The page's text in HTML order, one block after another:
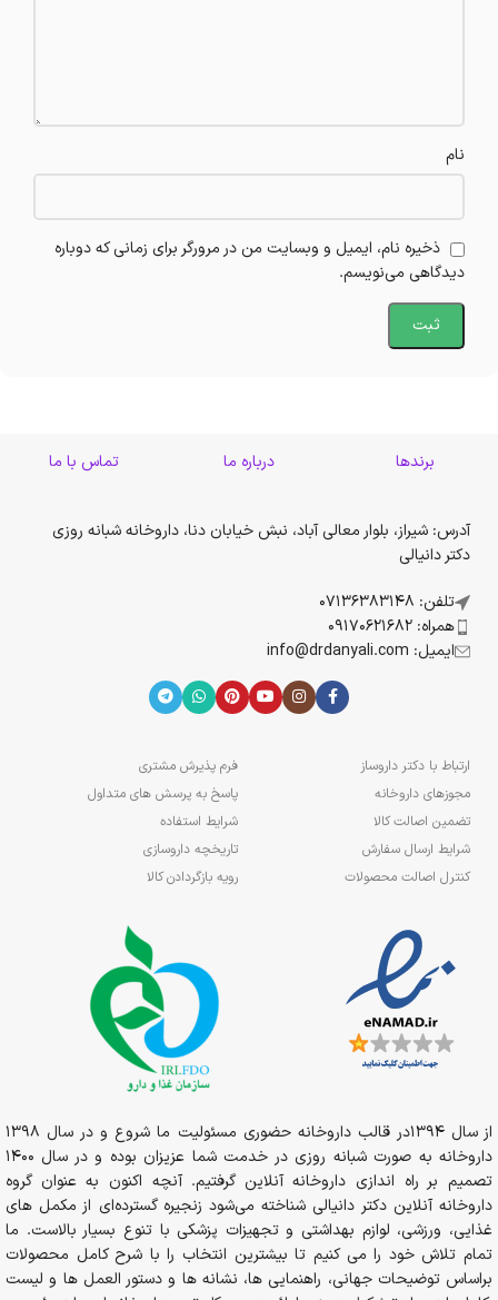
نام
ذخیره نام، ایمیل و وبسایت من در مرورگر برای زمانی که دوباره
دیدگاهی می‌نویسم.
برندها درباره ما تماس با ما
آدرس: شیراز، بلوار معالی آباد، نبش خیابان دنا، داروخانه شبانه روزی
دکتر دانیالی
تلفن: 07136383148
همراه: 09170621682
ایمیل: info@drdanyali.com
ارتباط با دکتر داروساز
مجوزهای داروخانه
تضمین اصالت کالا
شرایط ارسال سفارش
کنترل اصالت محصولات
فرم پذیرش مشتری
پاسخ به پرسش های متداول
شرایط استفاده
تاریخچه داروسازی
رویه بازگردادن کالا
از سال 1394در قالب داروخانه حضوری مسئولیت ما شروع و در سال 1398
داروخانه به صورت شبانه روزی در خدمت شما عزیزان بوده و در سال 1400
تصمیم بر راه اندازی داروخانه آنلاین گرفتیم. آنچه اکنون به عنوان گروه
داروخانه آنلاین دکتر دانیالی شناخته می‌شود زنجیره گسترده‌ای از مکمل های
غذایی، ورزشی، لوازم بهداشتی و تجهیزات پزشکی با تنوع بسیار بالاست. ما
تمام تلاش خود را می کنیم تا بیشترین انتخاب را با شرح کامل محصولات
براساس توضیحات جهانی، راهنمایی ها، نشانه ها و دستور العمل ها و لیست